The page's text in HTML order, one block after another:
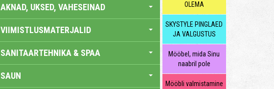
AKNAD, UKSED, VAHESEINAD
VIIMISTLUSMATERJALID
SANITAARTEHNIKA & SPAA
SAUN
OLEMA
SKYSTYLE PINGLAED
JA VALGUSTUS
Mööbel, mida Sinu
naabril pole
Mööbli valmistamine